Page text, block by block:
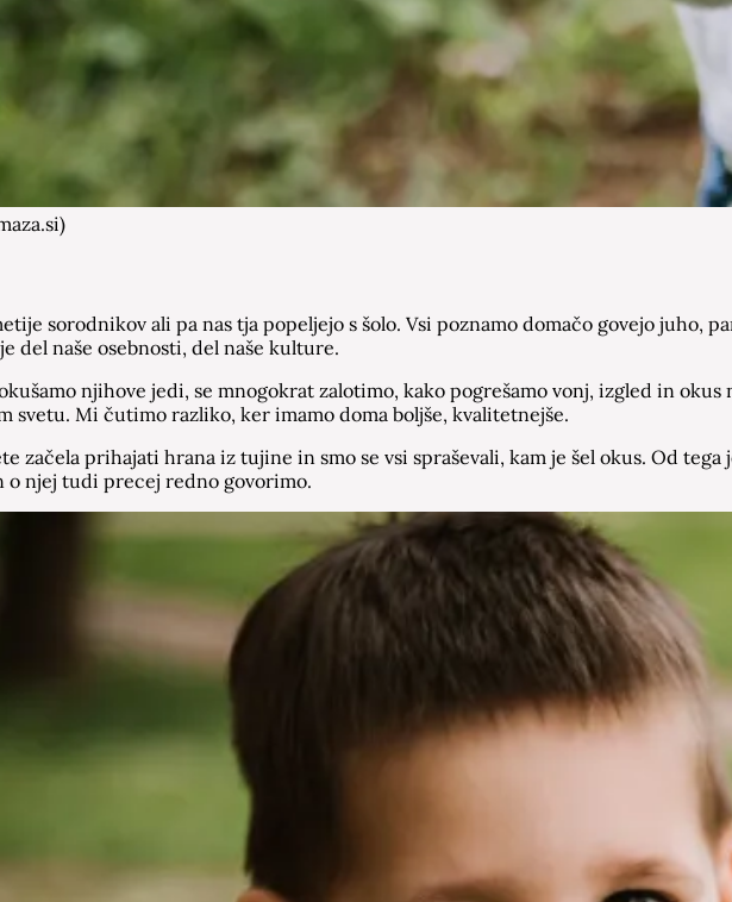
sorodnikov ali pa nas tja popeljejo s šolo. Vsi poznamo domačo govejo juho,
del naše osebnosti, del naše kulture.
njihove jedi, se mnogokrat zalotimo, kako pogrešamo vonj, izgled in
svetu. Mi čutimo razliko, ker imamo doma boljše, kvalitetnejše.
začela prihajati hrana iz tujine in smo se vsi spraševali, kam je šel okus. Od tega
o njej tudi precej redno govorimo.